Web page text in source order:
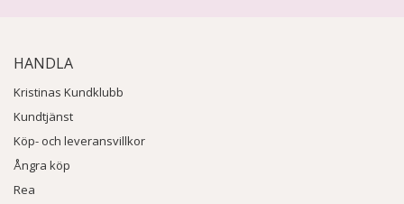
HANDLA
Kristinas Kundklubb
Kundtjänst
Köp- och leveransvillkor
Ångra köp
Rea